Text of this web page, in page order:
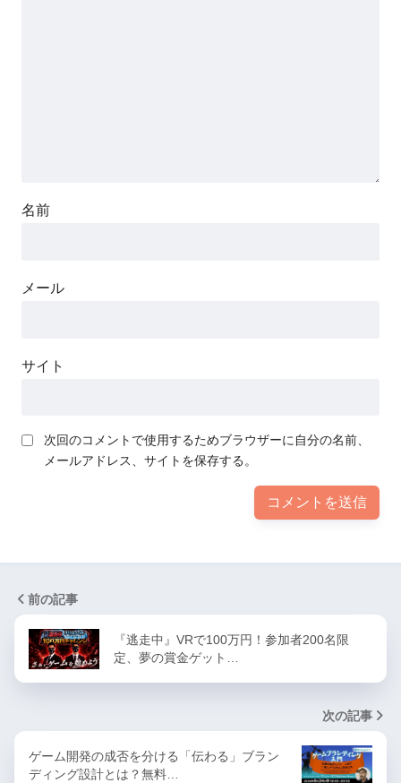
名前
メール
サイト
次回のコメントで使用するためブラウザーに自分の名前、
メールアドレス、サイトを保存する。
前の記事
『逃走中』VRで100万円！参加者200名限
定、夢の賞金ゲット…
次の記事
ゲーム開発の成否を分ける「伝わる」ブラン
ディング設計とは？無料…